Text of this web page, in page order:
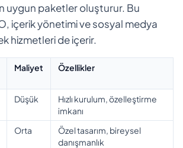
uygun paketler oluşturur. Bu
içerik yönetimi ve sosyal medya
hizmetleri de içerir.
Maliyet Özellikler
Düşük
Hızlı kurulum, özelleştirme
imkanı
Orta
Özel tasarım, bireysel
danışmanlık